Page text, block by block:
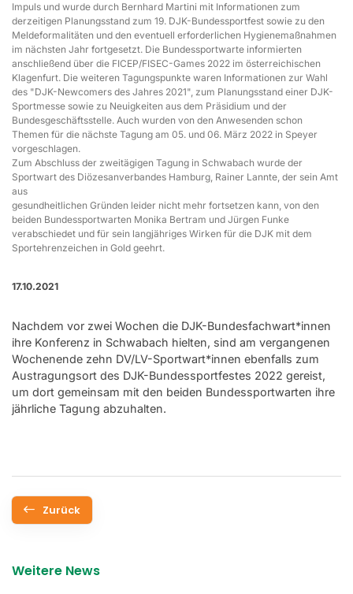
Impuls und wurde durch Bernhard Martini mit Informationen zum
derzeitigen Planungsstand zum 19. DJK-Bundessportfest sowie zu den
Meldeformalitäten und den eventuell erforderlichen Hygienemaßnahmen
im nächsten Jahr fortgesetzt. Die Bundessportwarte informierten
anschließend über die FICEP/FISEC-Games 2022 im österreichischen
Klagenfurt. Die weiteren Tagungspunkte waren Informationen zur Wahl
des "DJK-Newcomers des Jahres 2021", zum Planungsstand einer DJK-
Sportmesse sowie zu Neuigkeiten aus dem Präsidium und der
Bundesgeschäftsstelle. Auch wurden von den Anwesenden schon
Themen für die nächste Tagung am 05. und 06. März 2022 in Speyer
vorgeschlagen.
Zum Abschluss der zweitägigen Tagung in Schwabach wurde der
Sportwart des Diözesanverbandes Hamburg, Rainer Lannte, der sein Amt
aus
gesundheitlichen Gründen leider nicht mehr fortsetzen kann, von den
beiden Bundessportwarten Monika Bertram und Jürgen Funke
verabschiedet und für sein langjähriges Wirken für die DJK mit dem
Sportehrenzeichen in Gold geehrt.
17.10.2021
Nachdem vor zwei Wochen die DJK-Bundesfachwart*innen
ihre Konferenz in Schwabach hielten, sind am vergangenen
Wochenende zehn DV/LV-Sportwart*innen ebenfalls zum
Austragungsort des DJK-Bundessportfestes 2022 gereist,
um dort gemeinsam mit den beiden Bundessportwarten ihre
jährliche Tagung abzuhalten.
Zurück
Weitere News